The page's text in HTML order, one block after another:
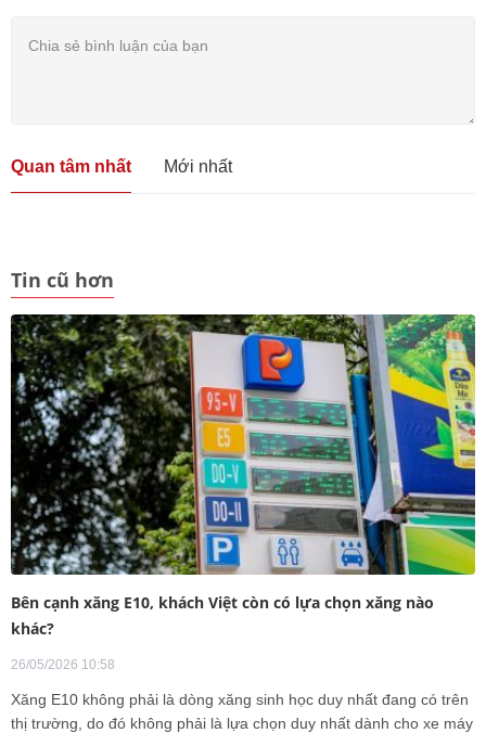
Quan tâm nhất Mới nhất
Tin cũ hơn
Bên cạnh xăng E10, khách Việt còn có lựa chọn xăng nào
khác?
26/05/2026 10:58
Xăng E10 không phải là dòng xăng sinh học duy nhất đang có trên
thị trường, do đó không phải là lựa chọn duy nhất dành cho xe máy